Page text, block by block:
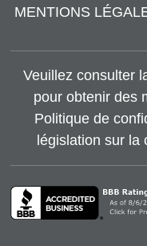
MENTIONS
Veuillez consulter
pour obtenir des
Politique de
législation sur la